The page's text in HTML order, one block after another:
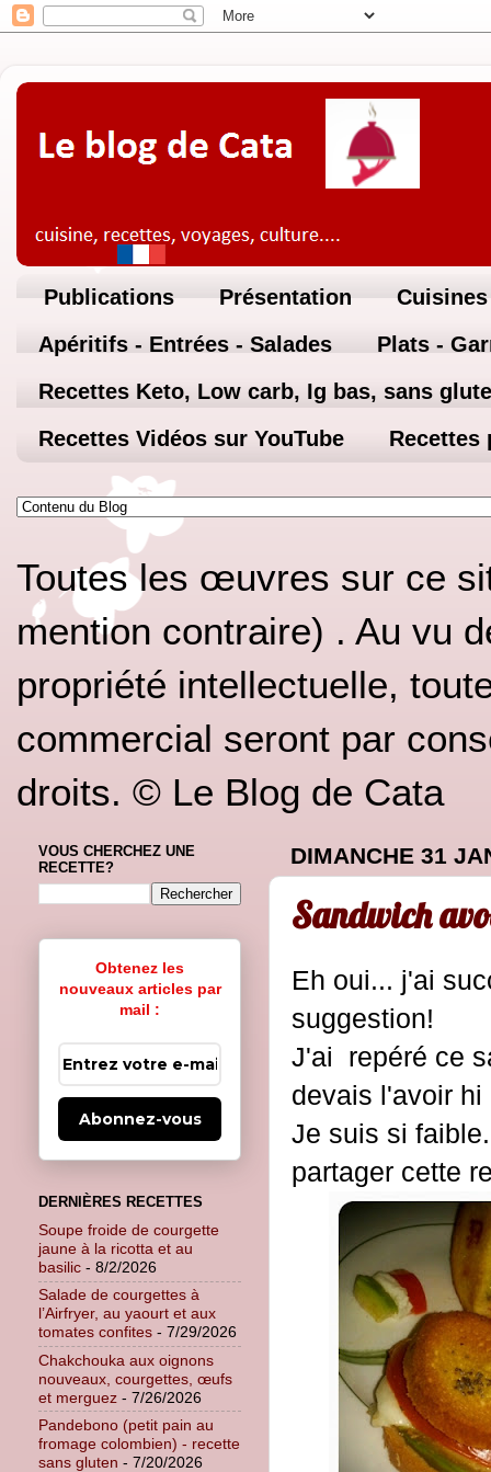
Publications Présentation
Apéritifs - Entrées - Salades
Plats -
Recettes Keto, Low carb, Ig bas, sans
Recettes Vidéos sur YouTube
Recettes
Toutes les œuvres sur ce
mention contraire) . Au vu
propriété intellectuelle,
commercial seront par
droits. © Le Blog de Cata
DIMANCHE 31
Sandwich
Eh oui... j'ai
suggestion!
J'ai repéré ce
devais l'avoir
Je suis si
partager cette
VOUS CHERCHEZ UNE
RECETTE?
Obtenez les
nouveaux articles par
mail :
Abonnez-vous
DERNIÈRES RECETTES
Soupe froide de courgette
jaune à la ricotta et au
basilic - 8/2/2026
Salade de courgettes à
l’Airfryer, au yaourt et aux
tomates confites - 7/29/2026
Chakchouka aux oignons
nouveaux, courgettes, œufs
et merguez - 7/26/2026
Pandebono (petit pain au
fromage colombien) - recette
sans gluten - 7/20/2026